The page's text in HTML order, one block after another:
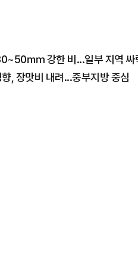
㎜ 강한 비...일부 지역 싸
, 장맛비 내려...중부지방 중심